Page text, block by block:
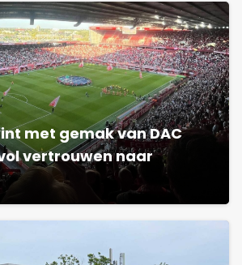
met gemak van DAC
vertrouwen naar